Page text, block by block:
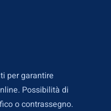
per garantire
Possibilità di
o contrassegno.